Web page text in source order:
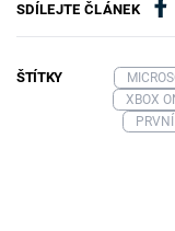
SDÍLEJTE ČLÁNEK
ŠTÍTKY
XBOX